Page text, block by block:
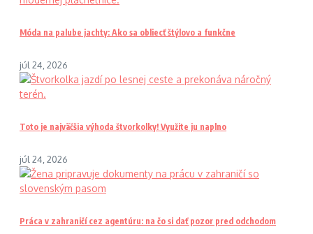
Móda na palube jachty: Ako sa obliecť štýlovo a funkčne
júl 24, 2026
Toto je najväčšia výhoda štvorkolky! Využite ju naplno
júl 24, 2026
Práca v zahraničí cez agentúru: na čo si dať pozor pred odchodom